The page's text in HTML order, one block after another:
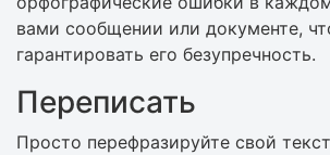
вами сообщении или документе,
гарантировать его безупречность.
Переписать
Просто перефразируйте свой